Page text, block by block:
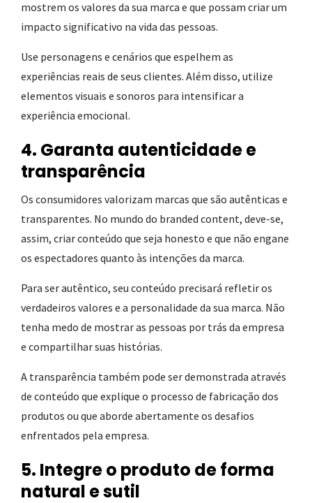
mostrem os valores da sua marca e que possam criar um
impacto significativo na vida das pessoas.
Use personagens e cenários que espelhem as
experiências reais de seus clientes. Além disso, utilize
elementos visuais e sonoros para intensificar a
experiência emocional.
4. Garanta autenticidade e
transparência
Os consumidores valorizam marcas que são autênticas e
transparentes. No mundo do branded content, deve-se,
assim, criar conteúdo que seja honesto e que não engane
os espectadores quanto às intenções da marca.
Para ser autêntico, seu conteúdo precisará refletir os
verdadeiros valores e a personalidade da sua marca. Não
tenha medo de mostrar as pessoas por trás da empresa
e compartilhar suas histórias.
A transparência também pode ser demonstrada através
de conteúdo que explique o processo de fabricação dos
produtos ou que aborde abertamente os desafios
enfrentados pela empresa.
5. Integre o produto de forma
natural e sutil